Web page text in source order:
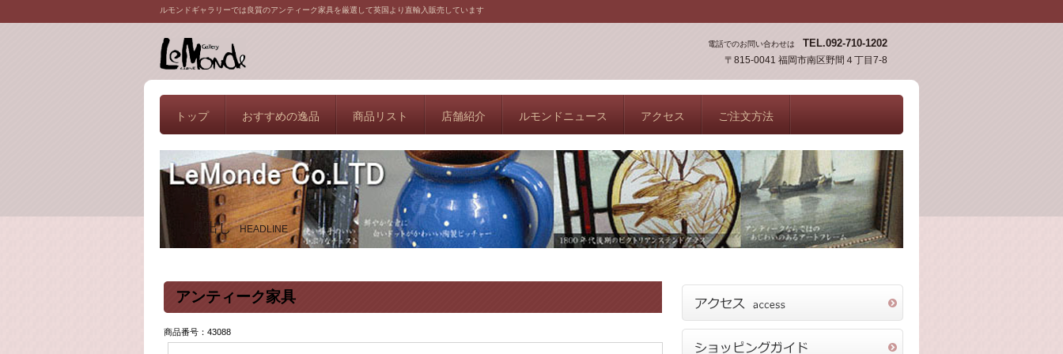
ルモンドギャラリーでは良質のアンティーク家具を厳選して英国より直輸入販売しています
電話でのお問い合わせは TEL.092-710-1202
〒815-0041 福岡市南区野間４丁目7-8
見出し HEADLINE
アンティーク家具
商品番号：43088
トップ おすすめの逸品 商品リスト 店舗紹介 ルモンドニュース アクセス ご注文方法